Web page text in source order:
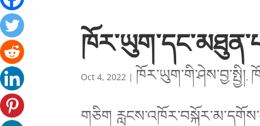
Oct 4, 2022 | ཁོར་ཡུག་གི་ཤེས་བྱ་སྤྱི།,
གཅིག